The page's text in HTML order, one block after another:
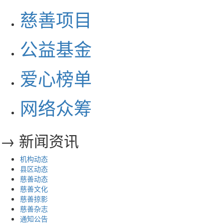
慈善项目
公益基金
爱心榜单
网络众筹
→ 新闻资讯
机构动态
县区动态
慈善动态
慈善文化
慈善掠影
慈善杂志
通知公告